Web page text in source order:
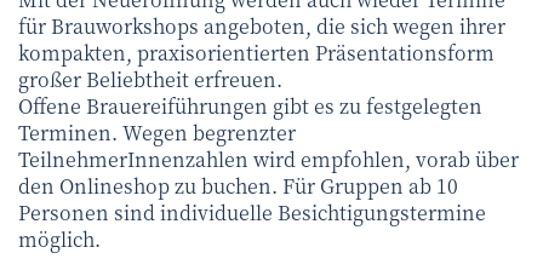
für Brauworkshops angeboten, die sich wegen ihrer
kompakten, praxisorientierten Präsentationsform
großer Beliebtheit erfreuen.
Offene Brauereiführungen gibt es zu festgelegten
Terminen. Wegen begrenzter
TeilnehmerInnenzahlen wird empfohlen, vorab über
den Onlineshop zu buchen. Für Gruppen ab 10
Personen sind individuelle Besichtigungstermine
möglich.